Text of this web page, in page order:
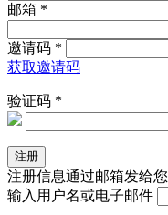
邮箱 *
邀请码 *
获取邀请码
验证码 *
注册信息通过邮箱发给您
输入用户名或电子邮件